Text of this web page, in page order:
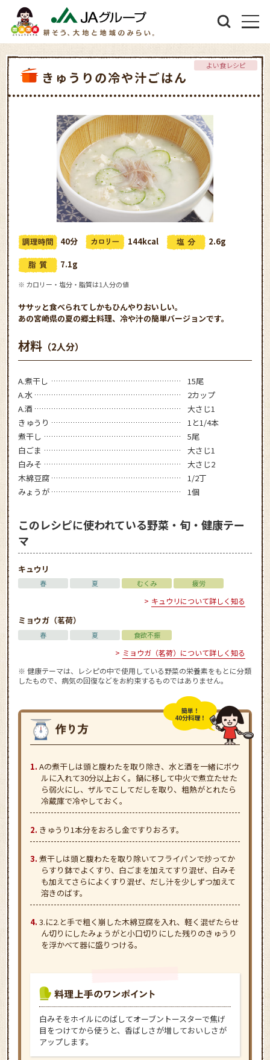
きゅうりの冷や汁ごはん
よい食レシピ
40分 144kcal
2.6g
7.1g
※ カロリー・塩分・脂質は1人分の値
ササッと食べられてしかもひんやりおいしい。
あの宮崎県の夏の郷土料理、冷や汁の簡単バージョンです。
材料 （2人分）
A.煮干し
15尾
A.水
2カップ
A.酒
大さじ1
きゅうり
1と1/4本
煮干し
5尾
白ごま
大さじ1
白みそ
大さじ2
木綿豆腐
1/2丁
みょうが
1個
このレシピに使われている野菜・旬・健康テー
マ
キュウリ
春 夏 むくみ 疲労
キュウリについて詳しく知る
ミョウガ（茗荷）
春 夏 食欲不振
ミョウガ（茗荷）について詳しく知る
※ 健康テーマは、レシピの中で使用している野菜の栄養素をもとに分類
したもので、病気の回復などをお約束するものではありません。
簡単！
40分料理！
Aの煮干しは頭と腹わたを取り除き、水と酒を一緒にボウ
ルに入れて30分以上おく。鍋に移して中火で煮立たせた
ら弱火にし、ザルでこしてだしを取り、粗熱がとれたら
冷蔵庫で冷やしておく。
きゅうり1本分をおろし金ですりおろす。
煮干しは頭と腹わたを取り除いてフライパンで炒ってか
らすり鉢でよくすり、白ごまを加えてすり混ぜ、白みそ
も加えてさらによくすり混ぜ、だし汁を少しずつ加えて
溶きのばす。
3.に2.と手で粗く崩した木綿豆腐を入れ、軽く混ぜたらせ
ん切りにしたみょうがと小口切りにした残りのきゅうり
を浮かべて器に盛りつける。
白みそをホイルにのばしてオーブントースターで焦げ
目をつけてから使うと、香ばしさが増しておいしさが
アップします。